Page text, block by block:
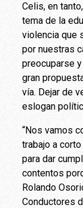
Celis, en
tema de la
violencia que
por nuestras
preocuparse
gran
vía. Dejar de
eslogan
“Nos vamos
trabajo a
para dar
contentos
Rolando
Conductores